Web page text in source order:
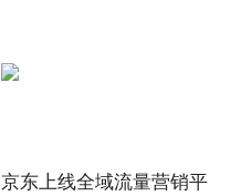
京东上线全域流量营销平